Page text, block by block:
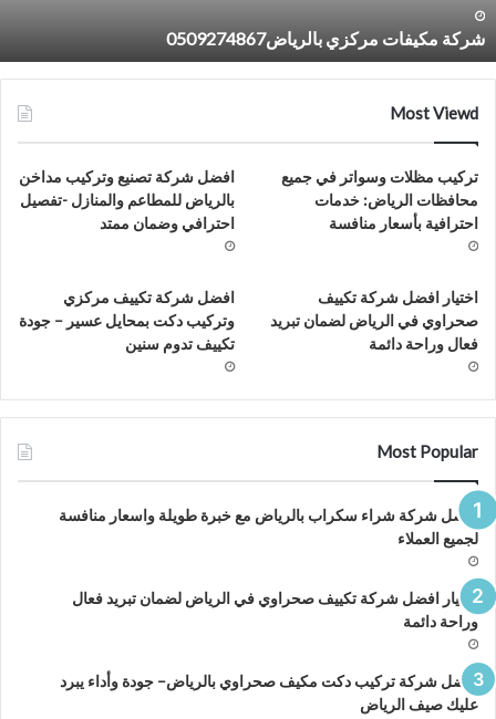
شركة مكيفات مركزي بالرياض0509274867
Most Viewd
تركيب مظلات وسواتر في جميع
محافظات الرياض: خدمات
احترافية بأسعار منافسة
افضل شركة تصنيع وتركيب مداخن
بالرياض للمطاعم والمنازل -تفصيل
احترافي وضمان ممتد
اختيار افضل شركة تكييف
صحراوي في الرياض لضمان تبريد
فعال وراحة دائمة
افضل شركة تكييف مركزي
وتركيب دكت بمحايل عسير – جودة
تكييف تدوم سنين
Most Popular
افضل شركة شراء سكراب بالرياض مع خبرة طويلة واسعار منافسة
لجميع العملاء
اختيار افضل شركة تكييف صحراوي في الرياض لضمان تبريد فعال
وراحة دائمة
افضل شركة تركيب دكت مكيف صحراوي بالرياض– جودة وأداء يبرد
عليك صيف الرياض